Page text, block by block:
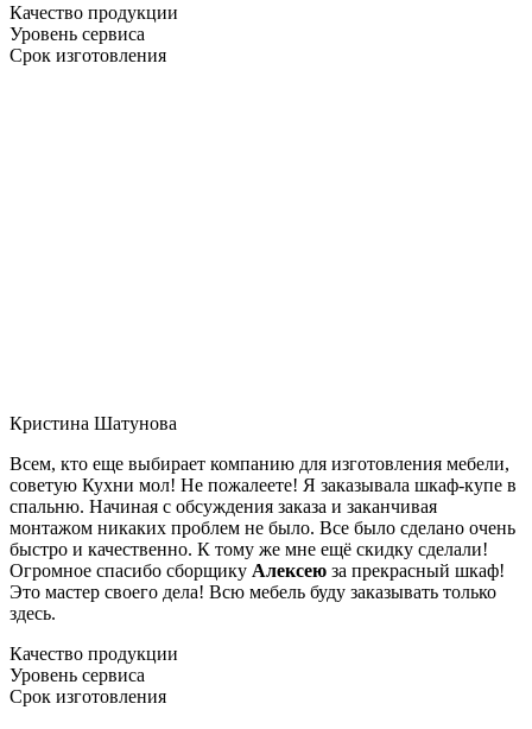
Качество продукции
Уровень сервиса
Срок изготовления
Кристина Шатунова
Всем, кто еще выбирает компанию для изготовления мебели,
советую Кухни мол! Не пожалеете! Я заказывала шкаф-купе в
спальню. Начиная с обсуждения заказа и заканчивая
монтажом никаких проблем не было. Все было сделано очень
быстро и качественно. К тому же мне ещё скидку сделали!
Огромное спасибо сборщику Алексею за прекрасный шкаф!
Это мастер своего дела! Всю мебель буду заказывать только
здесь.
Качество продукции
Уровень сервиса
Срок изготовления